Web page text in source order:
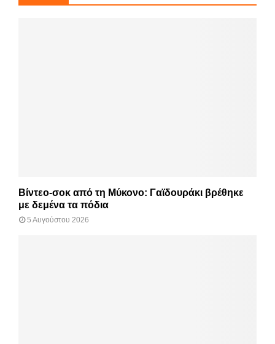
Βίντεο-σοκ από τη Μύκονο: Γαϊδουράκι βρέθηκε
με δεμένα τα πόδια
5 Αυγούστου 2026